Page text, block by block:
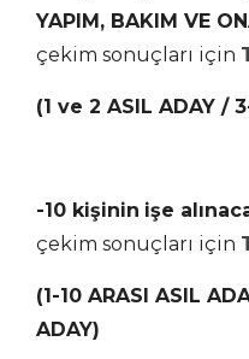
YAPIM, BAKIM VE
çekim sonuçları için
(1 ve 2 ASIL ADAY /
-10 kişinin işe
çekim sonuçları için
(1-10 ARASI ASIL
ADAY)